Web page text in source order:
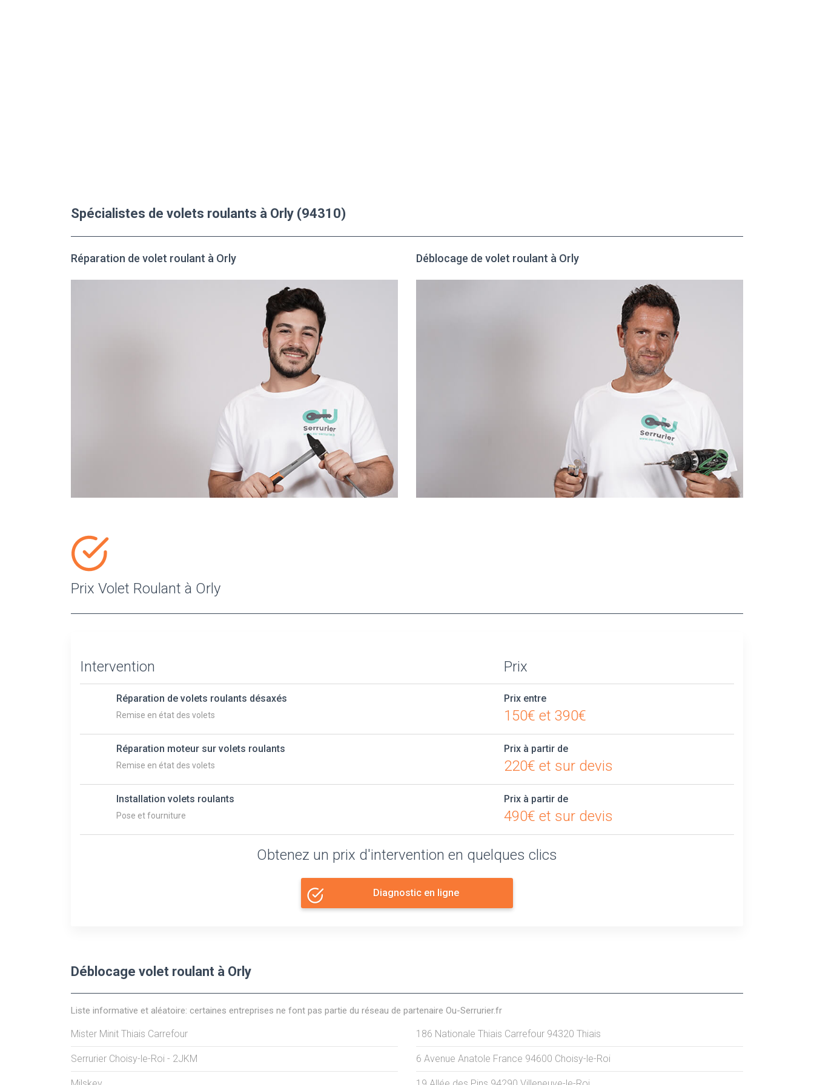
Spécialistes de volets roulants à Orly (94310)
Réparation de volet roulant à Orly Déblocage de volet roulant à Orly
Prix Volet Roulant à Orly
Intervention Prix
Réparation de volets roulants désaxés
Remise en état des volets
Prix entre
150€ et 390€
Réparation moteur sur volets roulants
Remise en état des volets
Prix à partir de
220€ et sur devis
Installation volets roulants
Pose et fourniture
Prix à partir de
490€ et sur devis
Obtenez un prix d'intervention en quelques clics
Diagnostic en ligne
Déblocage volet roulant à Orly
Liste informative et aléatoire: certaines entreprises ne font pas partie du réseau de partenaire Ou-Serrurier.fr
Mister Minit Thiais Carrefour 186 Nationale Thiais Carrefour 94320 Thiais
Serrurier Choisy-le-Roi - 2JKM 6 Avenue Anatole France 94600 Choisy-le-Roi